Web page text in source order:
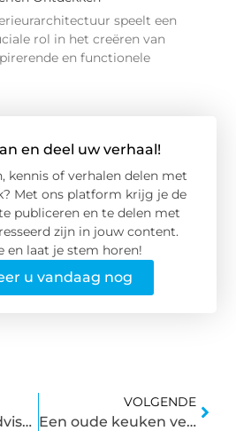
speelt een
rol in het creëren van
en functionele
en deel uw verhaal!
kennis of verhalen delen met
Met ons platform krijg je de
publiceren en te delen met
zijn in jouw content.
en laat je stem horen!
u vandaag nog
Een financieel adviseur uit Den Haag die verschillende kwesties behandelt
VOLGENDE
Een oude keuken vernieuwen door te wrappen